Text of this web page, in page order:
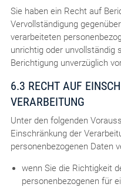
Sie haben ein Recht auf
Vervollständigung
verarbeiteten
unrichtig oder unvollständig
Berichtigung unverzüglich
6.3 RECHT AUF
VERARBEITUNG
Unter den folgenden
Einschränkung der
personenbezogenen Daten
wenn Sie die Richtigkeit
personenbezogenen für